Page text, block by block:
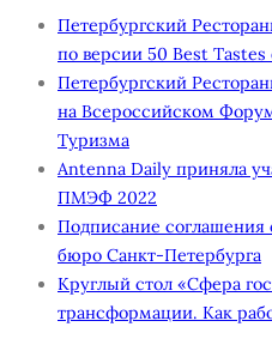
Петербургский
по версии 50 Best Tastes
Петербургский
на Всероссийском
Туризма
Antenna Daily приняла
ПМЭФ 2022
Подписание
бюро Санкт-Петербурга
Круглый стол «Сфера
трансформации. Как